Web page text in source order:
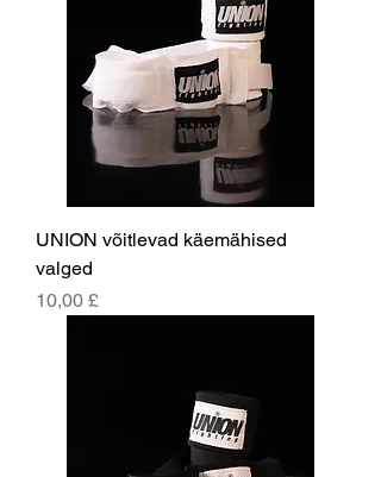
UNION võitlevad käemähised
valged
Price
10,00 £